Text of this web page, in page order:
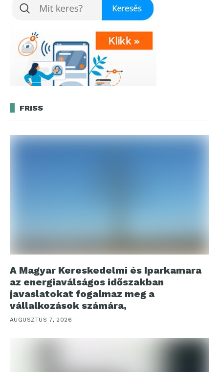
FRISS
A Magyar Kereskedelmi és Iparkamara
az energiaválságos időszakban
javaslatokat fogalmaz meg a
vállalkozások számára,
AUGUSZTUS 7, 2026